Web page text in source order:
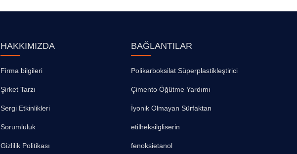
HAKKIMIZDA
Firma bilgileri
Şirket Tarzı
Sergi Etkinlikleri
Sorumluluk
Gizlilik Politikası
BAĞLANTILAR
Polikarboksilat Süperplastikleştirici
Çimento Öğütme Yardımı
İyonik Olmayan Sürfaktan
etilheksilgliserin
fenoksietanol